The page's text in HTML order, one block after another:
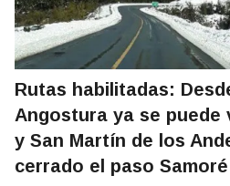
Rutas habilitadas:
Angostura ya se puede
y San Martín de los
cerrado el paso Samoré